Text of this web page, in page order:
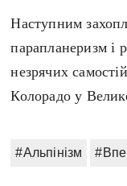
Наступним
парапланеризм
незрячих
Колорадо у
#Альпінізм